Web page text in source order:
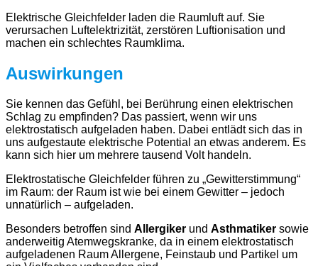
Elektrische Gleichfelder laden die Raumluft auf. Sie
verursachen Luftelektrizität, zerstören Luftionisation und
machen ein schlechtes Raumklima.
Auswirkungen
Sie kennen das Gefühl, bei Berührung einen elektrischen
Schlag zu empfinden? Das passiert, wenn wir uns
elektrostatisch aufgeladen haben. Dabei entlädt sich das in
uns aufgestaute elektrische Potential an etwas anderem. Es
kann sich hier um mehrere tausend Volt handeln.
Elektrostatische Gleichfelder führen zu „Gewitterstimmung“
im Raum: der Raum ist wie bei einem Gewitter – jedoch
unnatürlich – aufgeladen.
Besonders betroffen sind Allergiker und Asthmatiker sowie
anderweitig Atemwegskranke, da in einem elektrostatisch
aufgeladenen Raum Allergene, Feinstaub und Partikel um